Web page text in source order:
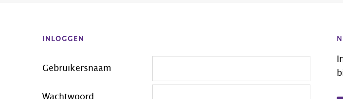
INLOGGEN
Gebruikersnaam
Wachtwoord